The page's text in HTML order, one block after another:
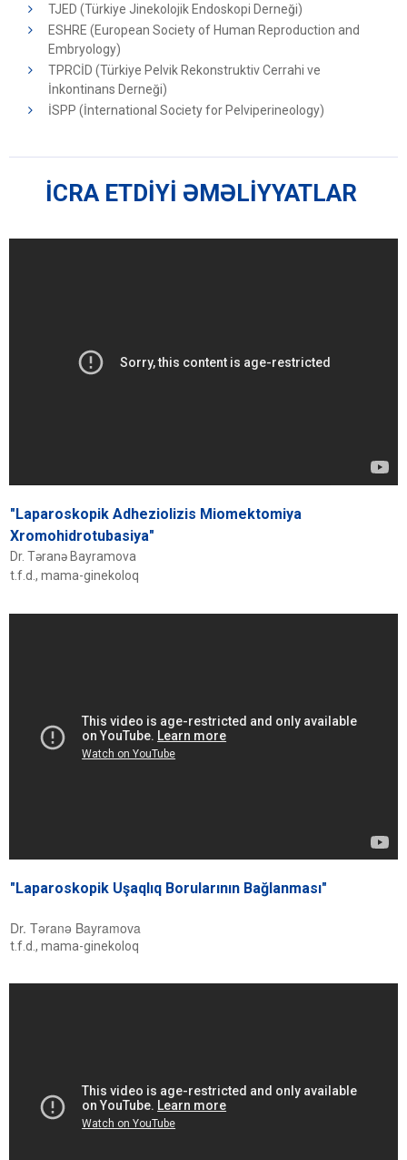
TJED (Türkiye Jinekolojik Endoskopi Derneği)
ESHRE (European Society of Human Reproduction and
Embryology)
TPRCİD (Türkiye Pelvik Rekonstruktiv Cerrahi ve
İnkontinans Derneği)
İSPP (İnternational Society for Pelviperineology)
İCRA ETDİYİ ƏMƏLİYYATLAR
"Laparoskopik Adheziolizis Miomektomiya
Xromohidrotubasiya"
Dr. Təranə Bayramova
t.f.d., mama-ginekoloq
"Laparoskopik Uşaqlıq Borularının Bağlanması"
Dr. Təranə Bayramova
t.f.d., mama-ginekoloq